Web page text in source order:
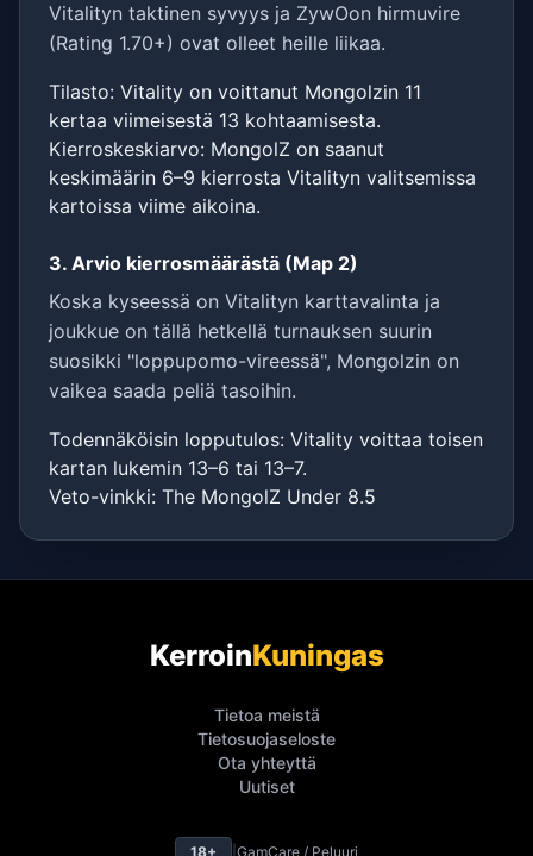
Vitalityn taktinen syvyys ja ZywOon hirmuvire
(Rating 1.70+) ovat olleet heille liikaa.
Tilasto: Vitality on voittanut Mongolzin 11
kertaa viimeisestä 13 kohtaamisesta.
Kierroskeskiarvo: MongolZ on saanut
keskimäärin 6–9 kierrosta Vitalityn valitsemissa
kartoissa viime aikoina.
3. Arvio kierrosmäärästä (Map 2)
Koska kyseessä on Vitalityn karttavalinta ja
joukkue on tällä hetkellä turnauksen suurin
suosikki "loppupomo-vireessä", Mongolzin on
vaikea saada peliä tasoihin.
Todennäköisin lopputulos: Vitality voittaa toisen
kartan lukemin 13–6 tai 13–7.
Veto-vinkki: The MongolZ Under 8.5
KerroinKuningas
Tietoa meistä
Tietosuojaseloste
Ota yhteyttä
Uutiset
18+ GamCare / Peluuri